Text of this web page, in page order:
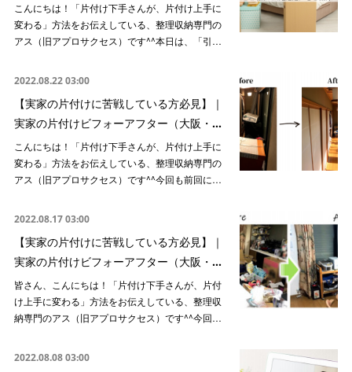
こんにちは！「片付け下手さんが、片付け上手に
変わる」方法をお伝えしている、整理収納専門の
アス（旧アプロサクセス）です^^本日は、「引…
2022.08.22 03:00
【実家の片付けに苦戦している方必見】｜
実家の片付けビフォーアフター（大阪・…
こんにちは！「片付け下手さんが、片付け上手に
変わる」方法をお伝えしている、整理収納専門の
アス（旧アプロサクセス）です^^今回も前回に…
2022.08.17 03:00
【実家の片付けに苦戦している方必見】｜
実家の片付けビフォーアフター（大阪・…
皆さん、こんにちは！「片付け下手さんが、片付
け上手に変わる」方法をお伝えしている、整理収
納専門のアス（旧アプロサクセス）です^^今回…
2022.08.08 03:00